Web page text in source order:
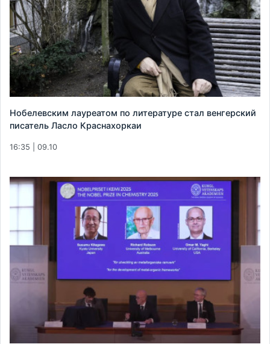
Нобелевским лауреатом по литературе стал венгерский
писатель Ласло Краснахоркаи
16:35 | 09.10